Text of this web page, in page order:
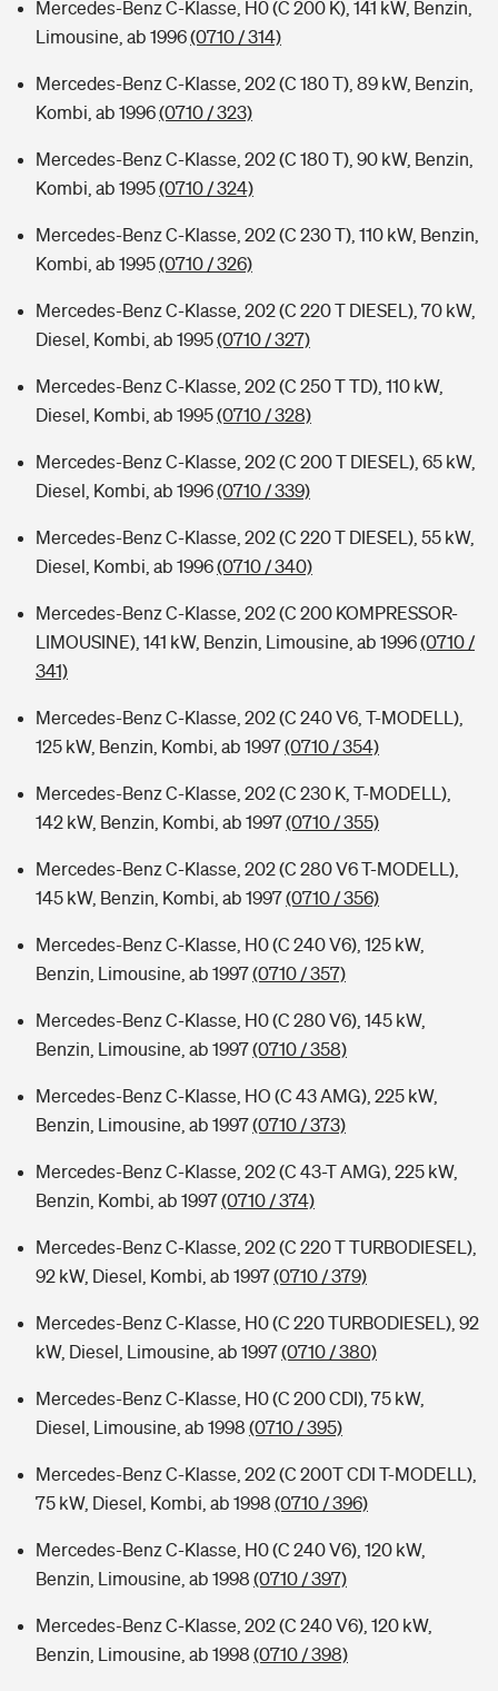
Mercedes-Benz C-Klasse, H0 (C 200 K), 141 kW, Benzin,
Limousine, ab 1996(0710 / 314)
Mercedes-Benz C-Klasse, 202 (C 180 T), 89 kW, Benzin,
Kombi, ab 1996(0710 / 323)
Mercedes-Benz C-Klasse, 202 (C 180 T), 90 kW, Benzin,
Kombi, ab 1995(0710 / 324)
Mercedes-Benz C-Klasse, 202 (C 230 T), 110 kW, Benzin,
Kombi, ab 1995(0710 / 326)
Mercedes-Benz C-Klasse, 202 (C 220 T DIESEL), 70 kW,
Diesel, Kombi, ab 1995(0710 / 327)
Mercedes-Benz C-Klasse, 202 (C 250 T TD), 110 kW,
Diesel, Kombi, ab 1995(0710 / 328)
Mercedes-Benz C-Klasse, 202 (C 200 T DIESEL), 65 kW,
Diesel, Kombi, ab 1996(0710 / 339)
Mercedes-Benz C-Klasse, 202 (C 220 T DIESEL), 55 kW,
Diesel, Kombi, ab 1996(0710 / 340)
Mercedes-Benz C-Klasse, 202 (C 200 KOMPRESSOR-
LIMOUSINE), 141 kW, Benzin, Limousine, ab 1996(0710 /
341)
Mercedes-Benz C-Klasse, 202 (C 240 V6, T-MODELL),
125 kW, Benzin, Kombi, ab 1997(0710 / 354)
Mercedes-Benz C-Klasse, 202 (C 230 K, T-MODELL),
142 kW, Benzin, Kombi, ab 1997(0710 / 355)
Mercedes-Benz C-Klasse, 202 (C 280 V6 T-MODELL),
145 kW, Benzin, Kombi, ab 1997(0710 / 356)
Mercedes-Benz C-Klasse, H0 (C 240 V6), 125 kW,
Benzin, Limousine, ab 1997(0710 / 357)
Mercedes-Benz C-Klasse, H0 (C 280 V6), 145 kW,
Benzin, Limousine, ab 1997(0710 / 358)
Mercedes-Benz C-Klasse, HO (C 43 AMG), 225 kW,
Benzin, Limousine, ab 1997(0710 / 373)
Mercedes-Benz C-Klasse, 202 (C 43-T AMG), 225 kW,
Benzin, Kombi, ab 1997(0710 / 374)
Mercedes-Benz C-Klasse, 202 (C 220 T TURBODIESEL),
92 kW, Diesel, Kombi, ab 1997(0710 / 379)
Mercedes-Benz C-Klasse, H0 (C 220 TURBODIESEL), 92
kW, Diesel, Limousine, ab 1997(0710 / 380)
Mercedes-Benz C-Klasse, H0 (C 200 CDI), 75 kW,
Diesel, Limousine, ab 1998 (0710 / 395)
Mercedes-Benz C-Klasse, 202 (C 200T CDI T-MODELL),
75 kW, Diesel, Kombi, ab 1998 (0710 / 396)
Mercedes-Benz C-Klasse, H0 (C 240 V6), 120 kW,
Benzin, Limousine, ab 1998 (0710 / 397)
Mercedes-Benz C-Klasse, 202 (C 240 V6), 120 kW,
Benzin, Limousine, ab 1998 (0710 / 398)